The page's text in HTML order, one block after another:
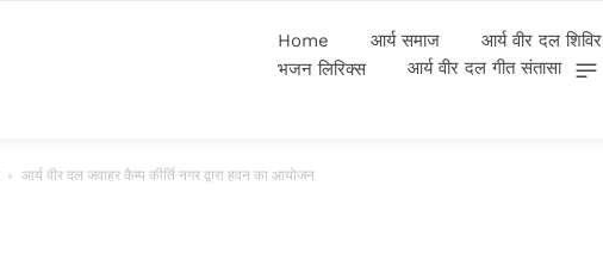
Home आर्य समाज आर्य वीर दल शिविर
भजन लिरिक्स
आर्य वीर दल गीत संतासा
आर्य वीर दल जवाहर कैम्प कीर्ति नगर द्वारा हवन का आयोजन